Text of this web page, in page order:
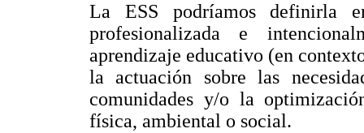
La ESS podríamos definirla
profesionalizada e
aprendizaje educativo (en
la actuación sobre las
comunidades y/o la
física, ambiental o social.